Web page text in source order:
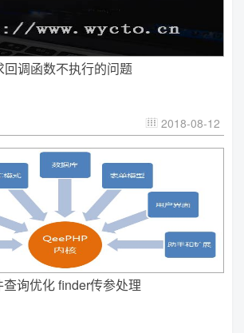
调函数不执行的问题
 2018-08-12
询优化 finder传参处理